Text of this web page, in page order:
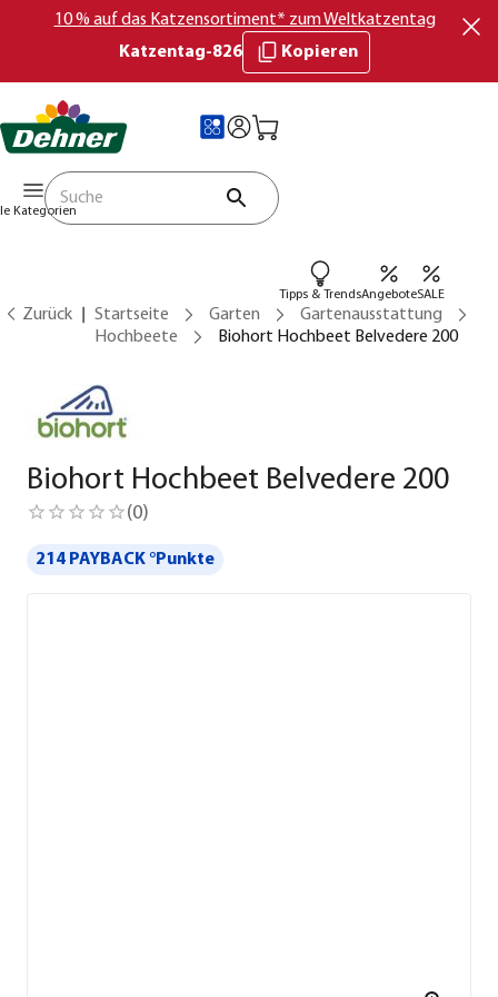
10 % auf das Katzensortiment* zum Weltkatzentag
Katzentag-826
Kopieren
Kategorien
Tipps & TrendsAngeboteSALE
Zurück Startseite Garten
Gartenausstattung
Hochbeete
Biohort Hochbeet Belvedere 200
Biohort Hochbeet Belvedere 200
(0)
214 PAYBACK °Punkte